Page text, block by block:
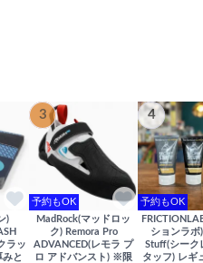
)
ラッ
と
3
予約もOK
MadRock(マッドロッ
ク) Remora Pro
ADVANCED(レモラ プ
ロ アドバンスト) ※限
4
予約もOK
ションラボ
Stuff(シーク
タッフ) レギ